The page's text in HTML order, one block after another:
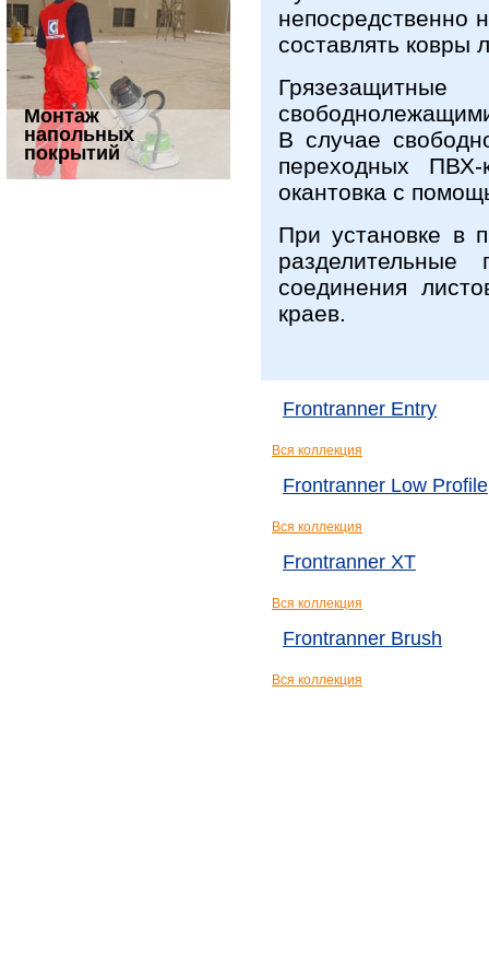
Монтаж
напольных
покрытий
непосредственно
составлять ковры
В случае
переходных
окантовка с
При установке в
соединения
краев.
Frontranner Entry
Вся коллекция
Frontranner Low Profile
Вся коллекция
Frontranner XT
Вся коллекция
Frontranner Brush
Вся коллекция